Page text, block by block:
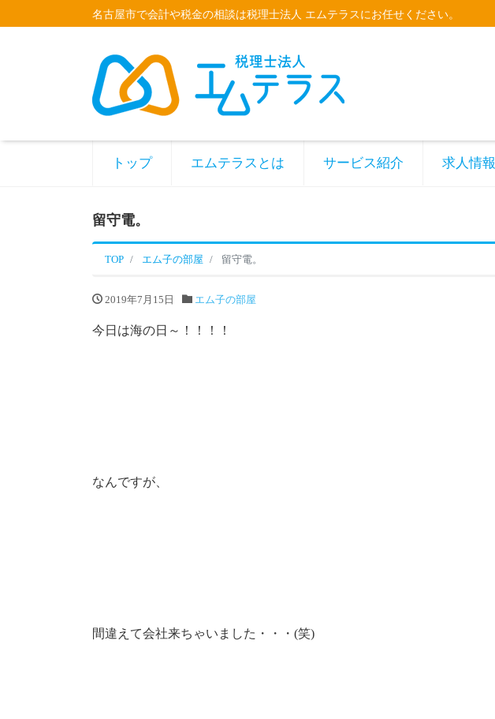
名古屋市で会計や税金の相談は税理士法人 エムテラスにお任せください。
トップ エムテラスとは サービス紹介 求人情報
留守電。
TOP エム子の部屋 留守電。
2019年7月15日 エム子の部屋
今日は海の日～！！！！
なんですが、
間違えて会社来ちゃいました・・・(笑)